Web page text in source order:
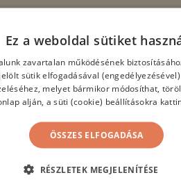
Ez a weboldal sütiket
zavartalan működésének
sütik elfogadásával
melyet bármikor módosíthat,
alján, a süti (cookie) beállításokra
ÖSSZES ELFOGADÁSA
RÉSZLETEK MEGJELENÍTÉSE